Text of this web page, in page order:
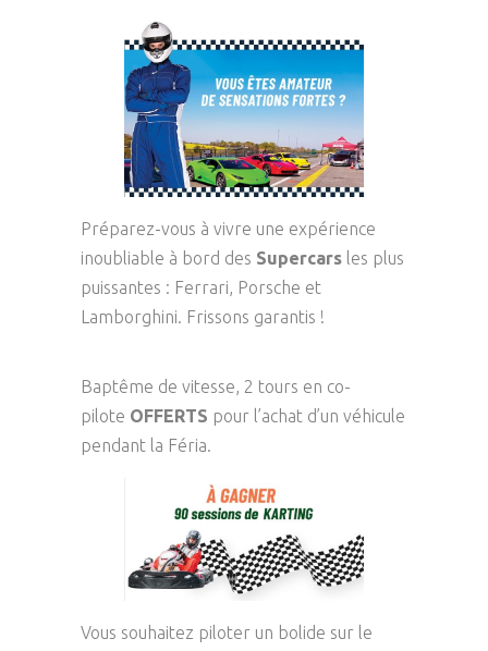
Préparez-vous à vivre une expérience
inoubliable à bord des Supercars les plus
puissantes : Ferrari, Porsche et
Lamborghini. Frissons garantis !
Baptême de vitesse, 2 tours en co-
pilote OFFERTS pour l’achat d’un véhicule
pendant la Féria.
Vous souhaitez piloter un bolide sur le